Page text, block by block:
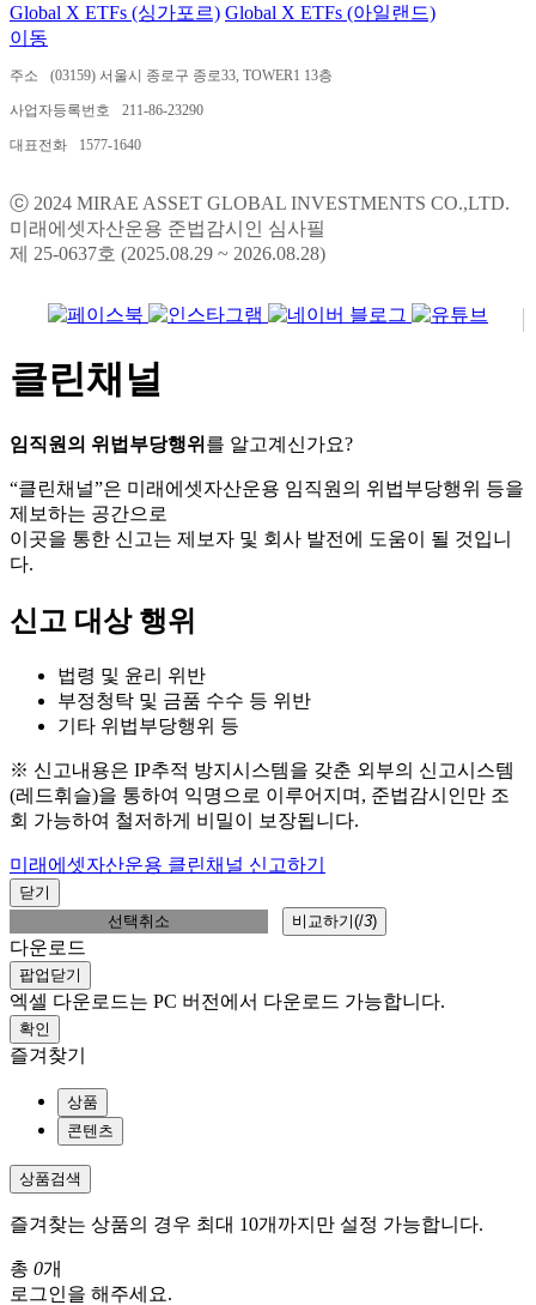
Global X ETFs (싱가포르) Global X ETFs (아일랜드)
이동
주소 (03159) 서울시 종로구 종로33, TOWER1 13층
사업자등록번호 211-86-23290
대표전화 1577-1640
ⓒ 2024 MIRAE ASSET GLOBAL INVESTMENTS CO.,LTD.
미래에셋자산운용 준법감시인 심사필
제 25-0637호 (2025.08.29 ~ 2026.08.28)
클린채널
임직원의 위법부당행위 를 알고계신가요?
“클린채널”은 미래에셋자산운용 임직원의 위법부당행위 등을
제보하는 공간으로
이곳을 통한 신고는 제보자 및 회사 발전에 도움이 될 것입니
다.
신고 대상 행위
법령 및 윤리 위반
부정청탁 및 금품 수수 등 위반
기타 위법부당행위 등
※ 신고내용은 IP추적 방지시스템을 갖춘 외부의 신고시스템
(레드휘슬)을 통하여 익명으로 이루어지며, 준법감시인만 조
회 가능하여 철저하게 비밀이 보장됩니다.
미래에셋자산운용 클린채널 신고하기
닫기
선택취소
비교하기(/3)
다운로드
팝업닫기
엑셀 다운로드는 PC 버전에서 다운로드 가능합니다.
확인
즐겨찾기
상품
콘텐츠
상품검색
즐겨찾는 상품의 경우 최대 10개까지만 설정 가능합니다.
총 0개
로그인을 해주세요.